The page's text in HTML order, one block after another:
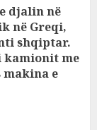
djalin në
në Greqi,
shqiptar.
kamionit me
e